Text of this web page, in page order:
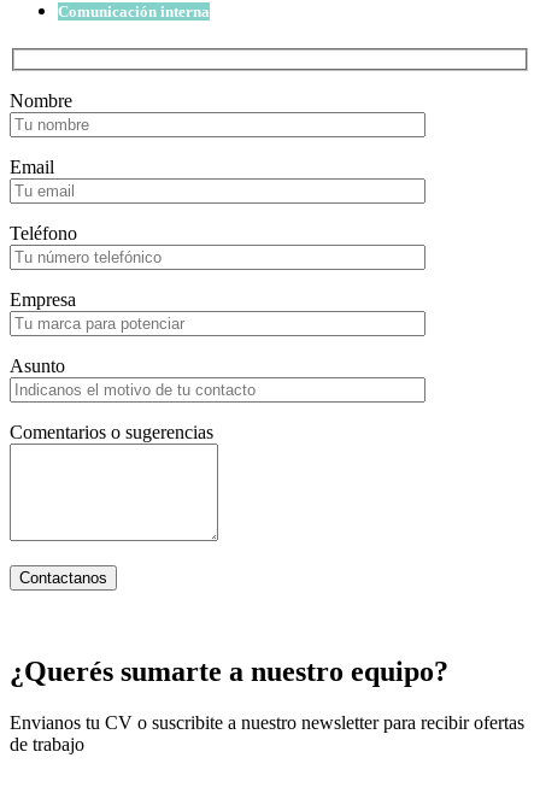
Comunicación interna
Nombre
Email
Teléfono
Empresa
Asunto
Comentarios o sugerencias
¿Querés sumarte a nuestro equipo?
Envianos tu CV o suscribite a nuestro newsletter para recibir ofertas
de trabajo